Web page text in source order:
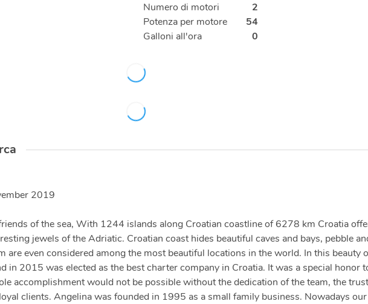
Numero di motori
2
Potenza per motore
54
Galloni all'ora
0
2019
of the sea, With 1244 islands along Croatian coastline of 6278 km Croatia
jewels of the Adriatic. Croatian coast hides beautiful caves and bays, pebble
are even considered among the most beautiful locations in the world. In this beauty
in 2015 was elected as the best charter company in Croatia. It was a special honor
accomplishment would not be possible without the dedication of the team, the
clients. Angelina was founded in 1995 as a small family business. Nowadays